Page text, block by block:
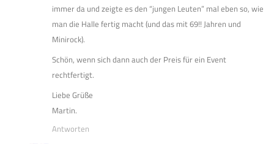
immer da und zeigte es den “jungen Leuten” mal eben so, wie
man die Halle fertig macht (und das mit 69!! Jahren und
Minirock).
Schön, wenn sich dann auch der Preis für ein Event
rechtfertigt.
Liebe Grüße
Martin.
Antworten